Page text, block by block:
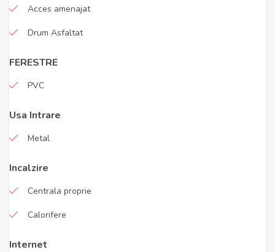
Acces amenajat
Drum Asfaltat
FERESTRE
PVC
Usa Intrare
Metal
Incalzire
Centrala proprie
Calorifere
Internet